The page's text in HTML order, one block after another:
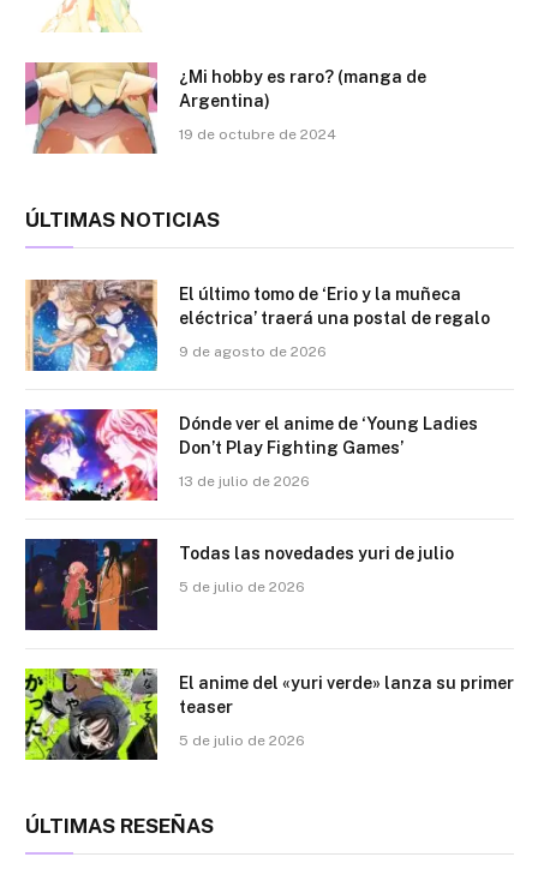
¿Mi hobby es raro? (manga de
Argentina)
19 de octubre de 2024
ÚLTIMAS NOTICIAS
El último tomo de ‘Erio y la muñeca
eléctrica’ traerá una postal de regalo
9 de agosto de 2026
Dónde ver el anime de ‘Young Ladies
Don’t Play Fighting Games’
13 de julio de 2026
Todas las novedades yuri de julio
5 de julio de 2026
El anime del «yuri verde» lanza su primer
teaser
5 de julio de 2026
ÚLTIMAS RESEÑAS